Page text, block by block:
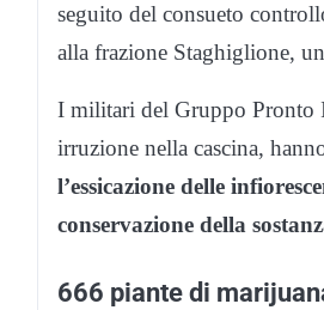
seguito del consueto
alla frazione Staghiglione,
I militari del Gruppo Pronto
irruzione nella cascina,
l’essicazione delle
conservazione della
666 piante di